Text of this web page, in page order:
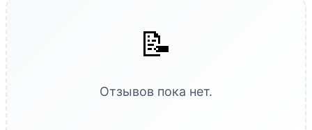
📝
Отзывов пока нет.